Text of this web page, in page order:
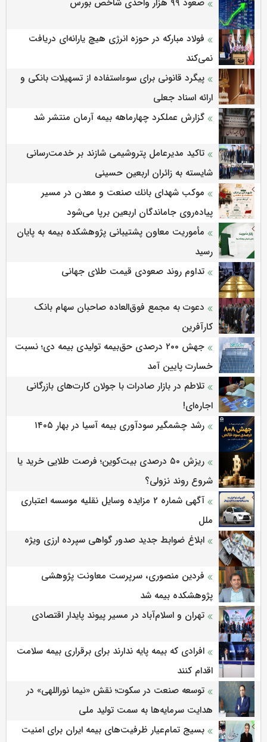
صعود ۹۹ هزار واحدی شاخص بورس
فولاد مبارکه در حوزه انرژی هیچ یارانه‌ای دریافت
نمی‌کند
پیگرد قانونی برای سوءاستفاده از تسهیلات بانکی و
ارائه اسناد جعلی
گزارش عملکرد چهارماهه بیمه آرمان منتشر شد
تاکید مدیرعامل پتروشیمی شازند بر خدمت‌رسانی
شایسته به زائران اربعین حسینی
موكب شهدای بانك صنعت و معدن در مسیر
پیاده‌روی جاماندگان اربعین برپا می‌شود
مأموریت معاون پشتیبانی پژوهشكده بیمه به پایان
رسید
تداوم روند صعودی قیمت طلای جهانی
دعوت به مجمع فوق‌العاده صاحبان سهام بانک
کارآفرین
جهش ۲۰۰ درصدی حق‌بیمه تولیدی بیمه دی؛ نسبت
خسارت پایین آمد
تلاطم در بازار صادرات با جولان کارت‌های بازرگانی
اجاره‌ای!
رشد چشمگیر سودآوری بیمه آسیا در بهار ۱۴۰۵
ریزش ۵۰ درصدی بیت‌کوین؛ فرصت طلایی خرید یا
شروع روند نزولی؟
آگهی شماره 2 مزایده وسایل نقلیه موسسه اعتباری
ملل
ابلاغ ضوابط جدید صدور گواهی سپرده ارزی ویژه
فردین منصوری، سرپرست معاونت پژوهشی
پژوهشكده بیمه شد
تهران و اسلام‌آباد در مسیر پیوند پایدار اقتصادی
افرادی که بیمه پایه ندارند برای برقراری بیمه سلامت
اقدام کنند
توسعه صنعت در سکوت؛ نقش «نیما نوراللهی» در
هدایت سرمایه‌ها به سمت تولید ملی
بسیج تمام‌عیار ظرفیت‌های بیمه ایران برای امنیت